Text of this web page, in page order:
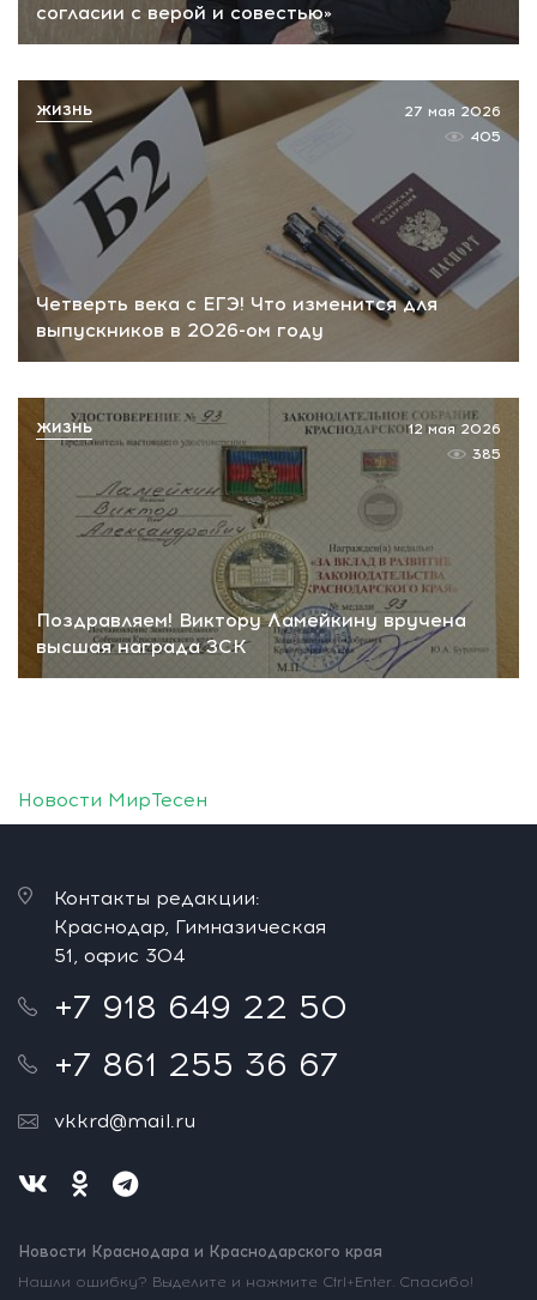
согласии с верой и совестью»
Четверть века с ЕГЭ! Что изменится для
выпускников в 2026-ом году
27 мая 2026
405
ЖИЗНЬ
Поздравляем! Виктору Ламейкину вручена
высшая награда ЗСК
12 мая 2026
385
ЖИЗНЬ
Новости МирТесен
Контакты редакции:
Краснодар, Гимназическая
51, офис 304
+7 918 649 22 50
+7 861 255 36 67
vkkrd@mail.ru
Новости Краснодара и Краснодарского края
Нашли ошибку? Выделите и нажмите Ctrl+Enter. Спасибо!